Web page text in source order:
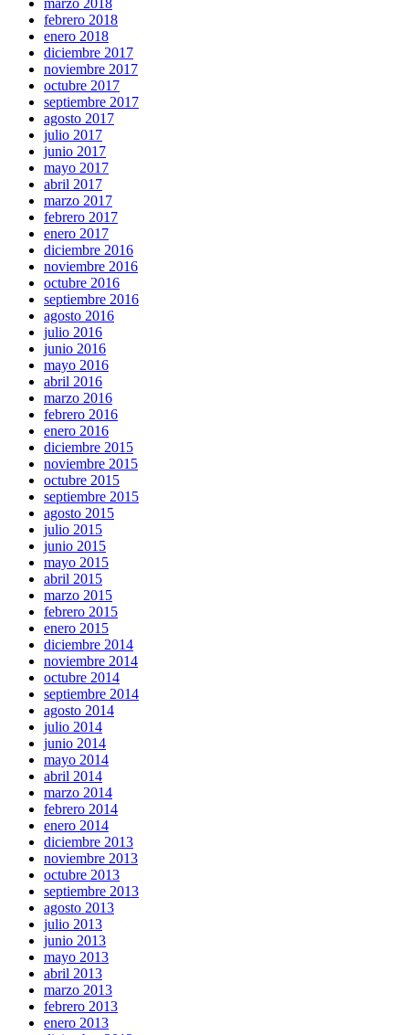
marzo 2018
febrero 2018
enero 2018
diciembre 2017
noviembre 2017
octubre 2017
septiembre 2017
agosto 2017
julio 2017
junio 2017
mayo 2017
abril 2017
marzo 2017
febrero 2017
enero 2017
diciembre 2016
noviembre 2016
octubre 2016
septiembre 2016
agosto 2016
julio 2016
junio 2016
mayo 2016
abril 2016
marzo 2016
febrero 2016
enero 2016
diciembre 2015
noviembre 2015
octubre 2015
septiembre 2015
agosto 2015
julio 2015
junio 2015
mayo 2015
abril 2015
marzo 2015
febrero 2015
enero 2015
diciembre 2014
noviembre 2014
octubre 2014
septiembre 2014
agosto 2014
julio 2014
junio 2014
mayo 2014
abril 2014
marzo 2014
febrero 2014
enero 2014
diciembre 2013
noviembre 2013
octubre 2013
septiembre 2013
agosto 2013
julio 2013
junio 2013
mayo 2013
abril 2013
marzo 2013
febrero 2013
enero 2013